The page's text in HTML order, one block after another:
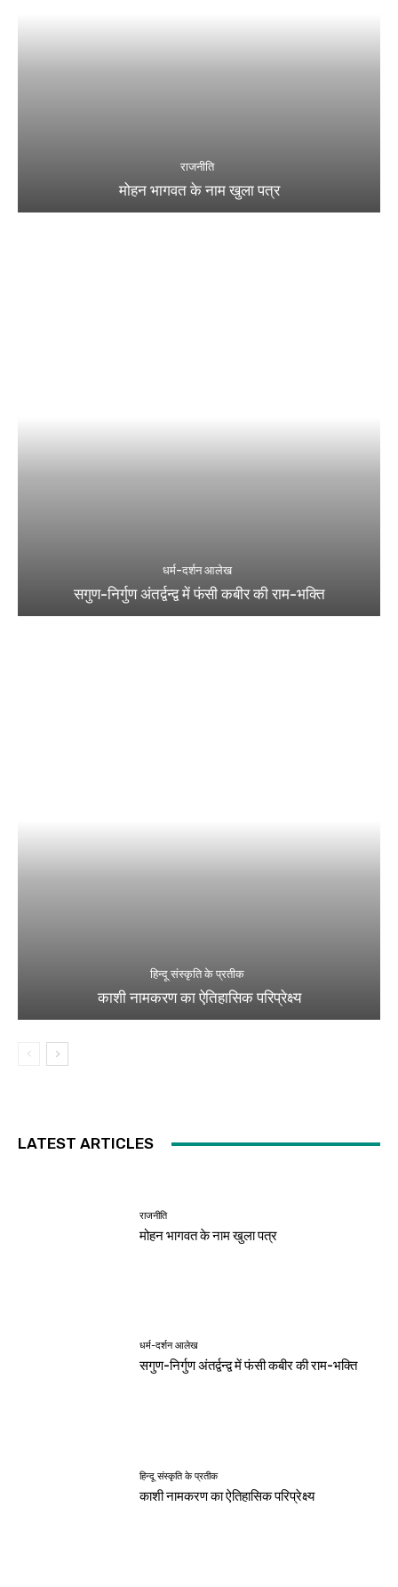
राजनीति
मोहन भागवत के नाम खुला पत्र
धर्म-दर्शन आलेख
सगुण-निर्गुण अंतर्द्वन्द्व में फंसी कबीर की राम-भक्ति
हिन्दू संस्कृति के प्रतीक
काशी नामकरण का ऐतिहासिक परिप्रेक्ष्य
LATEST ARTICLES
राजनीति
मोहन भागवत के नाम खुला पत्र
धर्म-दर्शन आलेख
सगुण-निर्गुण अंतर्द्वन्द्व में फंसी कबीर की राम-भक्ति
हिन्दू संस्कृति के प्रतीक
काशी नामकरण का ऐतिहासिक परिप्रेक्ष्य